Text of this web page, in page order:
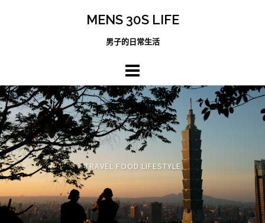
MENS 30S LIFE
男子的日常生活
TRAVEL FOOD LIFESTYLE